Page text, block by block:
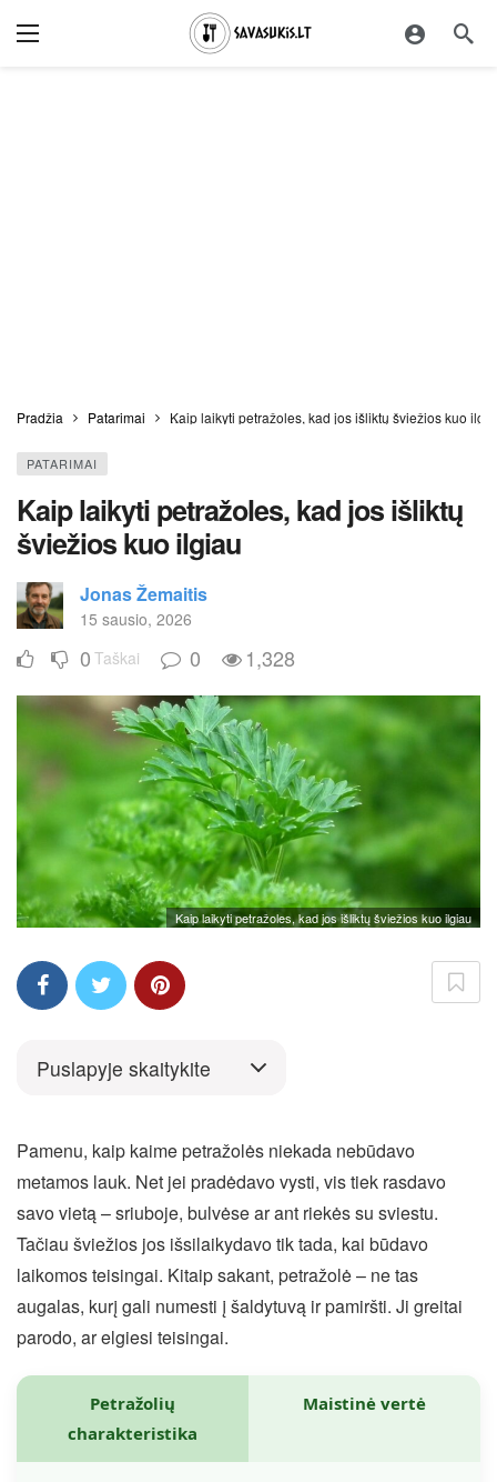
Pradžia Patarimai Kaip laikyti petražoles, kad jos išliktų šviežios kuo
PATARIMAI
Kaip laikyti petražoles, kad jos išliktų
šviežios kuo ilgiau
Jonas Žemaitis
15 sausio, 2026
0 Taškai 0 1,328
Kaip laikyti petražoles, kad jos išliktų šviežios kuo ilgiau
Puslapyje skaitykite
Pamenu, kaip kaime petražolės niekada nebūdavo
metamos lauk. Net jei pradėdavo vysti, vis tiek rasdavo
savo vietą – sriuboje, bulvėse ar ant riekės su sviestu.
Tačiau šviežios jos išsilaikydavo tik tada, kai būdavo
laikomos teisingai. Kitaip sakant, petražolė – ne tas
augalas, kurį gali numesti į šaldytuvą ir pamiršti. Ji greitai
parodo, ar elgiesi teisingai.
Petražolių
charakteristika
Maistinė vertė